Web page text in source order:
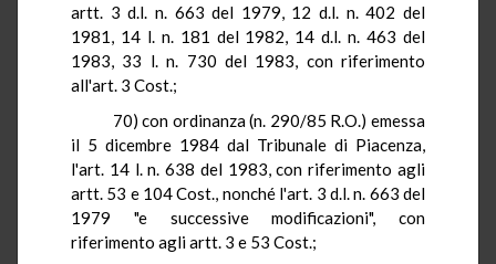
artt. 3 d.l. n. 663 del 1979, 12 d.l. n. 402 del
1981, 14 l. n. 181 del 1982, 14 d.l. n. 463 del
1983, 33 l. n. 730 del 1983, con riferimento
all'art. 3 Cost.;
70) con ordinanza (n. 290/85 R.O.) emessa
il 5 dicembre 1984 dal Tribunale di Piacenza,
l'art. 14 l. n. 638 del 1983, con riferimento agli
artt. 53 e 104 Cost., nonché l'art. 3 d.l. n. 663 del
1979 "e successive modificazioni", con
riferimento agli artt. 3 e 53 Cost.;